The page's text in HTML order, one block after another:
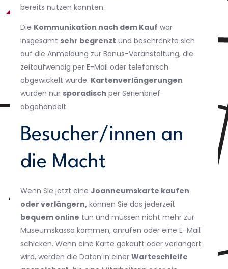
bereits nutzen konnten.
Die Kommunikation nach dem Kauf war
insgesamt sehr begrenzt und beschränkte sich
auf die Anmeldung zur Bonus-Veranstaltung, die
zeitaufwendig per E-Mail oder telefonisch
abgewickelt wurde. Kartenverlängerungen
wurden nur sporadisch per Serienbrief
abgehandelt.
Besucher/innen an
die Macht
Wenn Sie jetzt eine Joanneumskarte kaufen
oder verlängern, können Sie das jederzeit
bequem online tun und müssen nicht mehr zur
Museumskassa kommen, anrufen oder eine E-Mail
schicken. Wenn eine Karte gekauft oder verlängert
wird, werden die Daten in einer Warteschleife